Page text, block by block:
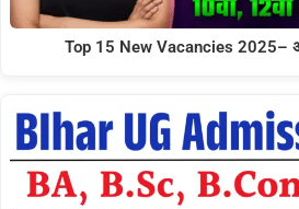
Top 15 New Vacancies 2025–